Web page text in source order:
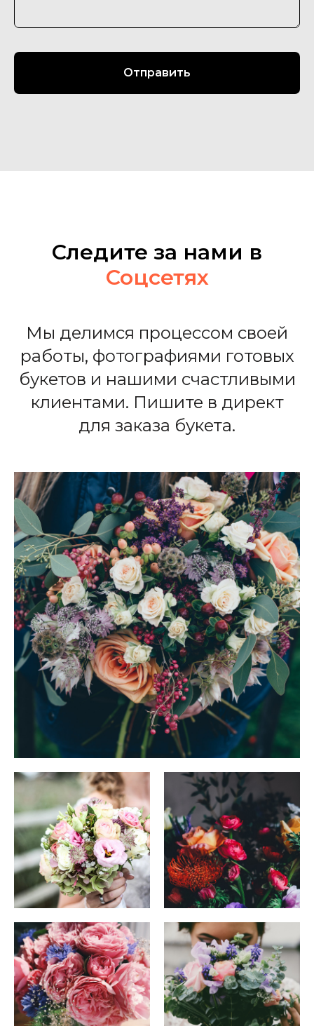
Отправить
Следите за нами в
Соцсетях
Мы делимся процессом своей
работы, фотографиями готовых
букетов и нашими счастливыми
клиентами. Пишите в директ
для заказа букета.